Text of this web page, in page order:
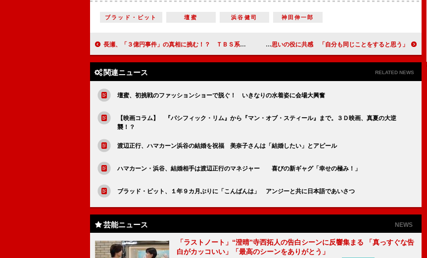
ブラッド・ピット 壇蜜 浜谷健司 神田伸一郎
長瀬、「３億円事件」の真相に挑む！？ ＴＢＳ系１０月ドラマ「クロコーチ」主演 福士蒼汰、親友思いの役に共感 「自分も同じことをすると思う」
関連ニュース RELATED NEWS
壇蜜、初挑戦のファッションショーで脱ぐ！ いきなりの水着姿に会場大興奮
【映画コラム】 『パシフィック・リム』から『マン・オブ・スティール』まで。３Ｄ映画、真夏の大逆
襲！？
渡辺正行、ハマカーン浜谷の結婚を祝福 美奈子さんは「結婚したい」とアピール
ハマカーン・浜谷、結婚相手は渡辺正行のマネジャー 喜びの新ギャグ「幸せの極み！」
ブラッド・ピット、１年９カ月ぶりに「こんばんは」 アンジーと共に日本語であいさつ
芸能ニュース NEWS
「ラストノート」“澄晴”寺西拓人の告白シーンに反響集まる 「真っすぐな告
白がカッコいい」「最高のシーンをありがとう」